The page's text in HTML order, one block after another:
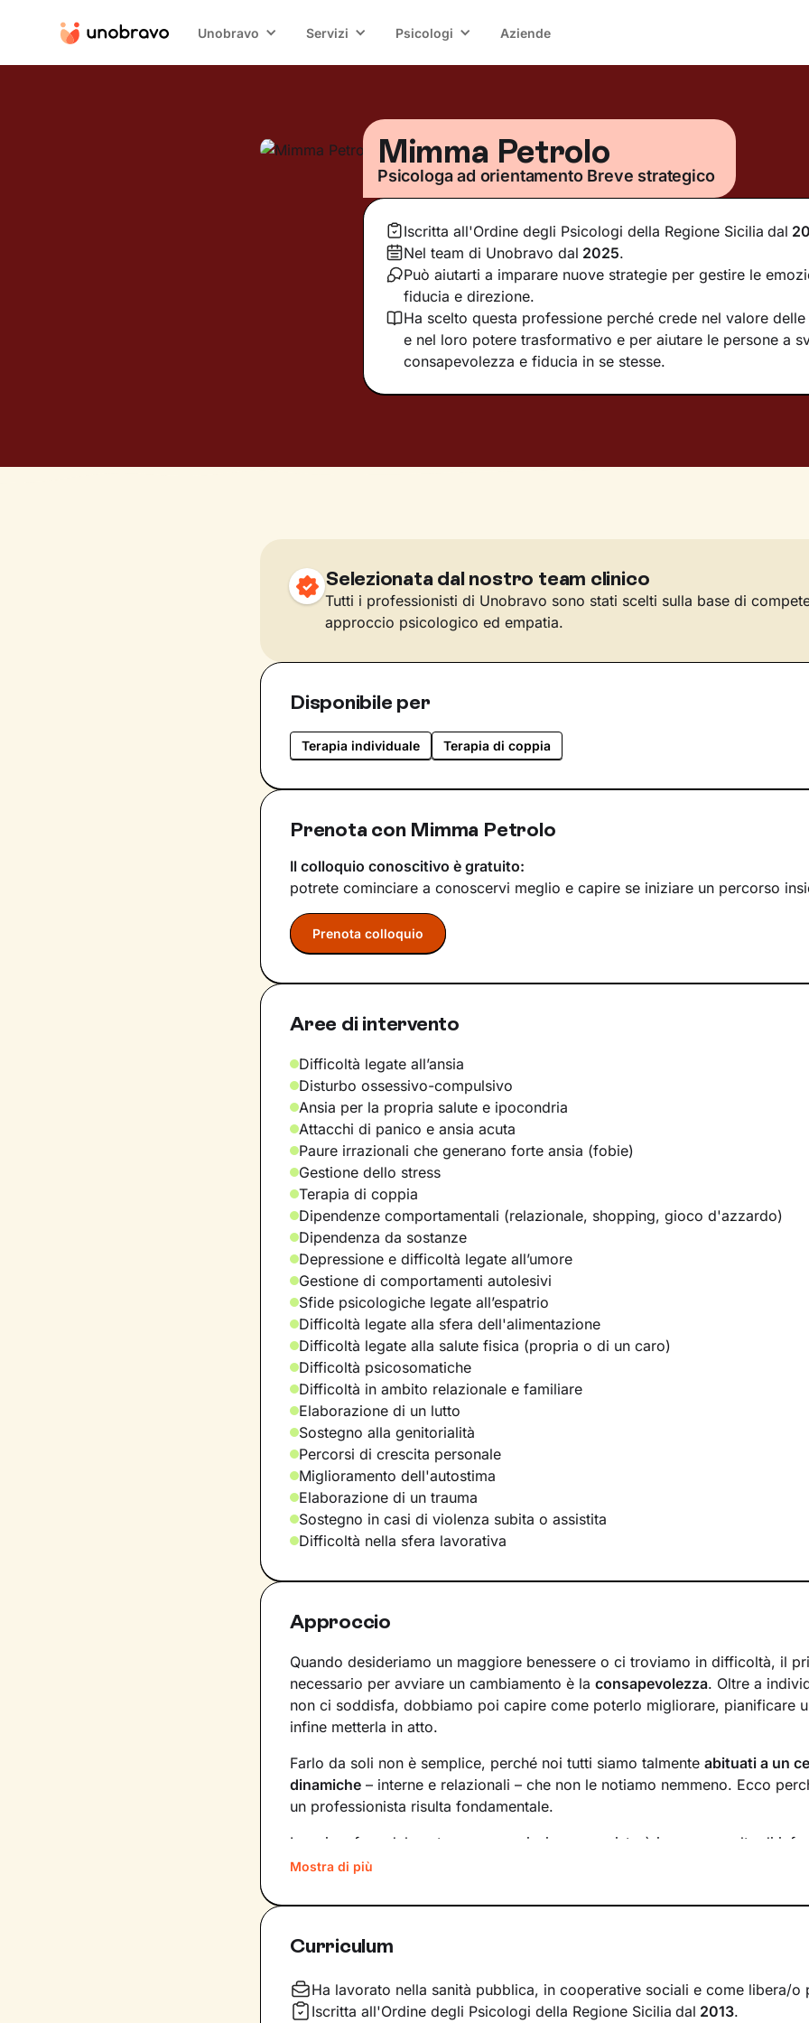
Unobravo Servizi Psicologi Aziende
Mimma Petrolo
Psicologa ad orientamento Breve strategico
Iscritta all'Ordine degli Psicologi della Regione Sicilia dal
Nel team di Unobravo dal 2025.
Può aiutarti a imparare nuove strategie per gestire le
fiducia e direzione.
Ha scelto questa professione perché crede nel valore
e nel loro potere trasformativo e per aiutare le persone a
consapevolezza e fiducia in se stesse.
Selezionata dal nostro team clinico
Tutti i professionisti di Unobravo sono stati scelti sulla base di
approccio psicologico ed empatia.
Disponibile per
Terapia individuale Terapia di coppia
Prenota con Mimma Petrolo
Il colloquio conoscitivo è gratuito:
potrete cominciare a conoscervi meglio e capire se iniziare un percorso
Prenota colloquio
Aree di intervento
Difficoltà legate all’ansia
Disturbo ossessivo-compulsivo
Ansia per la propria salute e ipocondria
Attacchi di panico e ansia acuta
Paure irrazionali che generano forte ansia (fobie)
Gestione dello stress
Terapia di coppia
Dipendenze comportamentali (relazionale, shopping, gioco d'azzardo)
Dipendenza da sostanze
Depressione e difficoltà legate all’umore
Gestione di comportamenti autolesivi
Sfide psicologiche legate all’espatrio
Difficoltà legate alla sfera dell'alimentazione
Difficoltà legate alla salute fisica (propria o di un caro)
Difficoltà psicosomatiche
Difficoltà in ambito relazionale e familiare
Elaborazione di un lutto
Sostegno alla genitorialità
Percorsi di crescita personale
Miglioramento dell'autostima
Elaborazione di un trauma
Sostegno in casi di violenza subita o assistita
Difficoltà nella sfera lavorativa
Approccio
Quando desideriamo un maggiore benessere o ci troviamo in difficoltà, il
necessario per avviare un cambiamento è la consapevolezza. Oltre a
non ci soddisfa, dobbiamo poi capire come poterlo migliorare, pianificare
infine metterla in atto.
Farlo da soli non è semplice, perché noi tutti siamo talmente abituati a un
dinamiche – interne e relazionali – che non le notiamo nemmeno. Ecco
un professionista risulta fondamentale.
La prima fase del nostro percorso insieme consisterà in una raccolta di
porteranno a definire un
aggiornando gli obiettivi di conseguenza.
Una seduta dopo l’altra, andremo ad
profondi, oltre che ad affrontarli grazie astrategie specifichecucite
sulla tua esperienza particolare.
Mostra di più
Curriculum
Ha lavorato nella sanità pubblica, in cooperative sociali e come libera/o
Iscritta all'Ordine degli Psicologi della Regione Sicilia dal 2013.